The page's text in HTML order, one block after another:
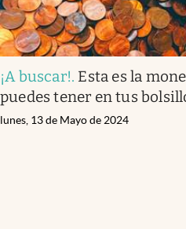
¡A buscar!. Esta es la
puedes tener en tus
lunes, 13 de Mayo de 2024